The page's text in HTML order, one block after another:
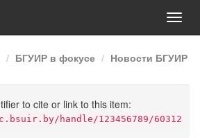
БГУИР в фокусе Новости БГУИР
to cite or link to this item:
handle/123456789/60312